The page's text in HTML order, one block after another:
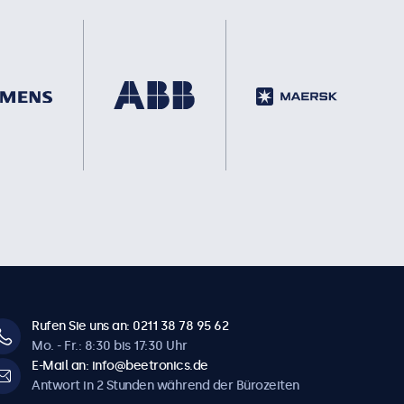
Rufen Sie uns an: 0211 38 78 95 62
Mo. - Fr.: 8:30 bis 17:30 Uhr
E-Mail an: info@beetronics.de
Antwort in 2 Stunden während der Bürozeiten